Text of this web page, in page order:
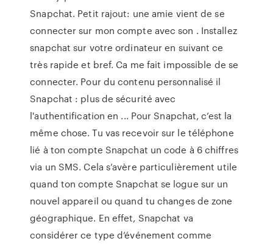
Snapchat. Petit rajout: une amie vient de se
connecter sur mon compte avec son . Installez
snapchat sur votre ordinateur en suivant ce
très rapide et bref. Ca me fait impossible de se
connecter. Pour du contenu personnalisé il
Snapchat : plus de sécurité avec
l'authentification en ... Pour Snapchat, c’est la
même chose. Tu vas recevoir sur le téléphone
lié à ton compte Snapchat un code à 6 chiffres
via un SMS. Cela s’avère particulièrement utile
quand ton compte Snapchat se logue sur un
nouvel appareil ou quand tu changes de zone
géographique. En effet, Snapchat va
considérer ce type d’événement comme